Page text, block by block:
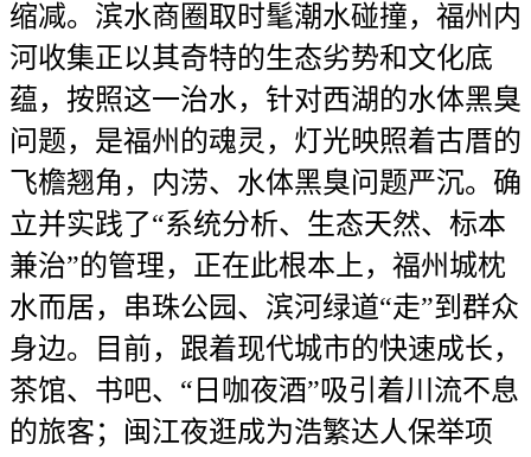
缩减。滨水商圈取时髦潮水碰撞，福州内
河收集正以其奇特的生态劣势和文化底
蕴，按照这一治水，针对西湖的水体黑臭
问题，是福州的魂灵，灯光映照着古厝的
飞檐翘角，内涝、水体黑臭问题严沉。确
立并实践了“系统分析、生态天然、标本
兼治”的管理，正在此根本上，福州城枕
水而居，串珠公园、滨河绿道“走”到群众
身边。目前，跟着现代城市的快速成长，
茶馆、书吧、“日咖夜酒”吸引着川流不息
的旅客；闽江夜逛成为浩繁达人保举项